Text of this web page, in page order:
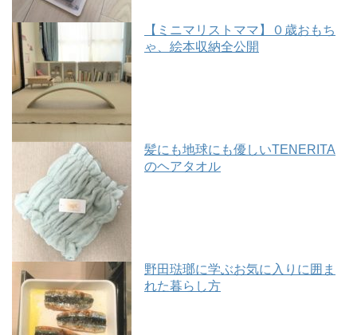
【ミニマリストママ】０歳おもち
ゃ、絵本収納全公開
髪にも地球にも優しいTENERITA
のヘアタオル
野田琺瑯に学ぶお気に入りに囲ま
れた暮らし方